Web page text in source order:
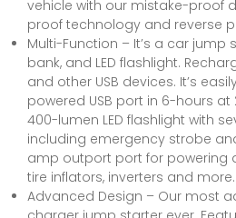
vehicle with our mistake-proof
proof technology and reverse
Multi-Function – It’s a car
bank, and LED flashlight.
and other USB devices. It’s
powered USB port in 6-hours
400-lumen LED flashlight with
including emergency strobe and
amp outport port for powering
tire inflators, inverters and more.
Advanced Design – Our most